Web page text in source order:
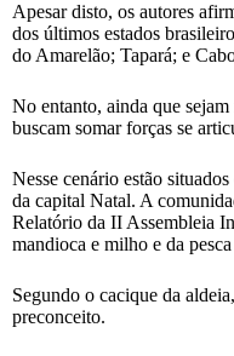
Apesar disto, os autores
dos últimos estados
do Amarelão; Tapará; e
No entanto, ainda que
buscam somar forças se
Nesse cenário estão
da capital Natal. A
Relatório da II Assembleia
mandioca e milho e da
Segundo o cacique da
preconceito.